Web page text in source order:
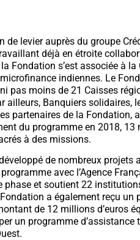
levier auprès du groupe
déjà en étroite
Fondation s’est associée à la
indiennes. Le
pas moins de 21 Caisses
ailleurs, Banquiers solidaires,
partenaires de la Fondation,
du programme en 2018,
à des missions.
de nombreux projets
avec l’Agence
phase et soutient 22
a également reçu un
de 12 millions d’euros
un programme d’assistance